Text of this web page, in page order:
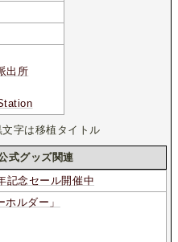
出所
文字は移植タイトル
式グッズ関連
記念セール開催中
ルダー」